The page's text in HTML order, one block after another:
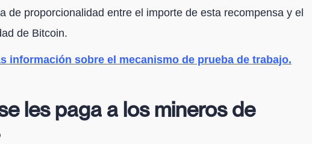
de proporcionalidad entre el importe de esta recompensa y el
de Bitcoin.
información sobre el mecanismo de prueba de trabajo.
les paga a los mineros de